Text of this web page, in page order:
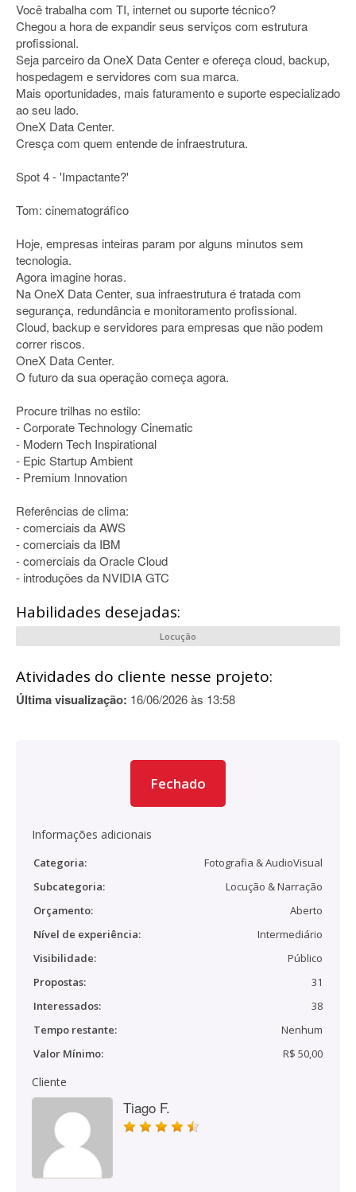
Você trabalha com TI, internet ou suporte técnico?
Chegou a hora de expandir seus serviços com estrutura
profissional.
Seja parceiro da OneX Data Center e ofereça cloud, backup,
hospedagem e servidores com sua marca.
Mais oportunidades, mais faturamento e suporte especializado
ao seu lado.
OneX Data Center.
Cresça com quem entende de infraestrutura.
Spot 4 - 'Impactante?'
Tom: cinematográfico
Hoje, empresas inteiras param por alguns minutos sem
tecnologia.
Agora imagine horas.
Na OneX Data Center, sua infraestrutura é tratada com
segurança, redundância e monitoramento profissional.
Cloud, backup e servidores para empresas que não podem
correr riscos.
OneX Data Center.
O futuro da sua operação começa agora.
Procure trilhas no estilo:
- Corporate Technology Cinematic
- Modern Tech Inspirational
- Epic Startup Ambient
- Premium Innovation
Referências de clima:
- comerciais da AWS
- comerciais da IBM
- comerciais da Oracle Cloud
- introduções da NVIDIA GTC
Habilidades desejadas:
Locução
Atividades do cliente nesse projeto:
Última visualização: 16/06/2026 às 13:58
Fechado
Informações adicionais
Categoria:
Fotografia & AudioVisual
Subcategoria:
Locução & Narração
Orçamento:
Aberto
Nível de experiência:
Intermediário
Visibilidade:
Público
Propostas:
31
Interessados:
38
Tempo restante:
Nenhum
Valor Mínimo:
R$ 50,00
Cliente
Tiago F.